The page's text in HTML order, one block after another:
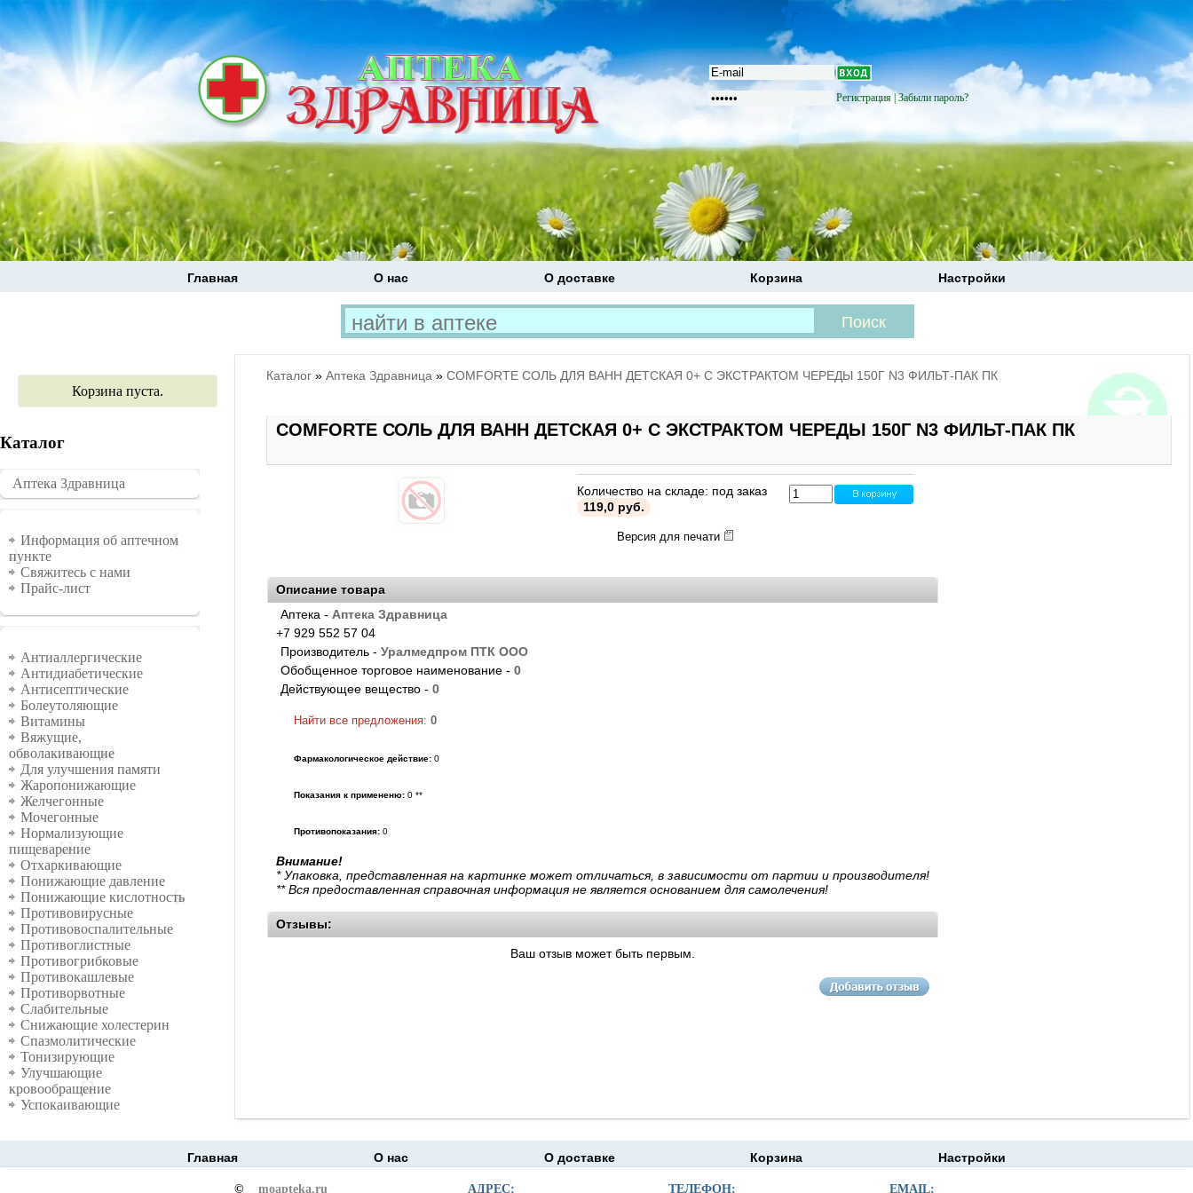
Регистрация |Забыли пароль?
Главная О нас О доставке Корзина Настройки
Корзина пуста.
Каталог
�������
Аптека Здравница
Информация
Информация об аптечном
пункте
Свяжитесь с нами
Прайс-лист
Группы
Антиаллергические
Антидиабетические
Антисептические
Болеутоляющие
Витамины
Вяжущие,
обволакивающие
Для улучшения памяти
Жаропонижающие
Желчегонные
Мочегонные
Нормализующие
пищеварение
Отхаркивающие
Понижающие давление
Понижающие кислотность
Противовирусные
Противовоспалительные
Противоглистные
Противогрибковые
Противокашлевые
Противорвотные
Слабительные
Снижающие холестерин
Спазмолитические
Тонизирующие
Улучшающие
кровообращение
Успокаивающие
Каталог » Аптека Здравница » COMFORTE СОЛЬ ДЛЯ ВАНН ДЕТСКАЯ 0+ С ЭКСТРАКТОМ ЧЕРЕДЫ 150Г N3 ФИЛЬТ-ПАК ПК
COMFORTE СОЛЬ ДЛЯ ВАНН ДЕТСКАЯ 0+ С ЭКСТРАКТОМ ЧЕРЕДЫ 150Г N3 ФИЛЬТ-ПАК ПК
Количество на складе: под заказ
119,0 руб.
Версия для печати
Описание товара
Аптека - Аптека Здравница
+7 929 552 57 04
Производитель - Уралмедпром ПТК ООО
Обобщенное торговое наименование - 0
Действующее вещество - 0
Найти все предложения: 0
Фармакологическое действие: 0
Показания к примененю: 0 **
Противопоказания: 0
Внимание!
* Упаковка, представленная на картинке может отличаться, в зависимости от партии и производителя!
** Вся предоставленная справочная информация не является основанием для самолечения!
Отзывы:
Ваш отзыв может быть первым.
Главная О нас О доставке Корзина Настройки
© moapteka.ru АДРЕС: ТЕЛЕФОН: EMAIL: